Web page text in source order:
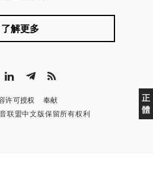
正
體
了解更多
许可授权
奉献
联盟中文版保留所有权利